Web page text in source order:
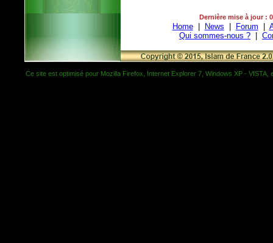
Dernière mise à jour :
Home| News Forum
Qui sommes-nous ?
Ce site est optimisé pour Mozilla Firefox, Internet Explorer 7, Windows XP -